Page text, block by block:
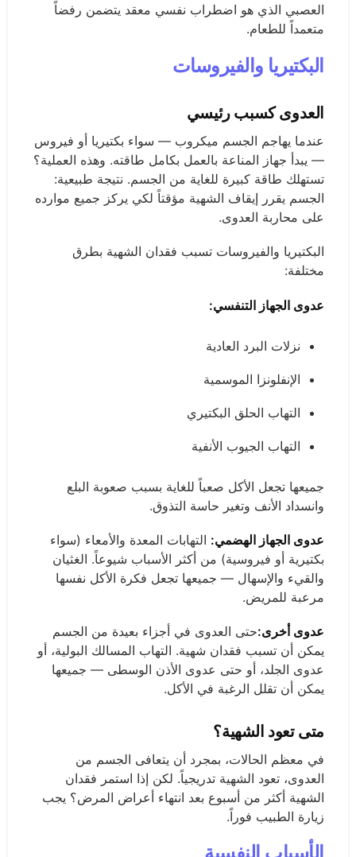
العصبي الذي هو اضطراب نفسي معقد يتضمن رفضاً
متعمداً للطعام.
البكتيريا والفيروسات
العدوى كسبب رئيسي
عندما يهاجم الجسم ميكروب — سواء بكتيريا أو فيروس
— يبدأ جهاز المناعة بالعمل بكامل طاقته. وهذه العملية؟
تستهلك طاقة كبيرة للغاية من الجسم. نتيجة طبيعية:
الجسم يقرر إيقاف الشهية مؤقتاً لكي يركز جميع موارده
على محاربة العدوى.
البكتيريا والفيروسات تسبب فقدان الشهية بطرق
مختلفة:
عدوى الجهاز التنفسي:
نزلات البرد العادية
الإنفلونزا الموسمية
التهاب الحلق البكتيري
التهاب الجيوب الأنفية
جميعها تجعل الأكل صعباً للغاية بسبب صعوبة البلع
وانسداد الأنف وتغير حاسة التذوق.
عدوى الجهاز الهضمي: التهابات المعدة والأمعاء (سواء
بكتيرية أو فيروسية) من أكثر الأسباب شيوعاً. الغثيان
والقيء والإسهال — جميعها تجعل فكرة الأكل نفسها
مرعبة للمريض.
عدوى أخرى:حتى العدوى في أجزاء بعيدة من الجسم
يمكن أن تسبب فقدان شهية. التهاب المسالك البولية، أو
عدوى الجلد، أو حتى عدوى الأذن الوسطى — جميعها
يمكن أن تقلل الرغبة في الأكل.
متى تعود الشهية؟
في معظم الحالات، بمجرد أن يتعافى الجسم من
العدوى، تعود الشهية تدريجياً. لكن إذا استمر فقدان
الشهية أكثر من أسبوع بعد انتهاء أعراض المرض؟ يجب
زيارة الطبيب فوراً.